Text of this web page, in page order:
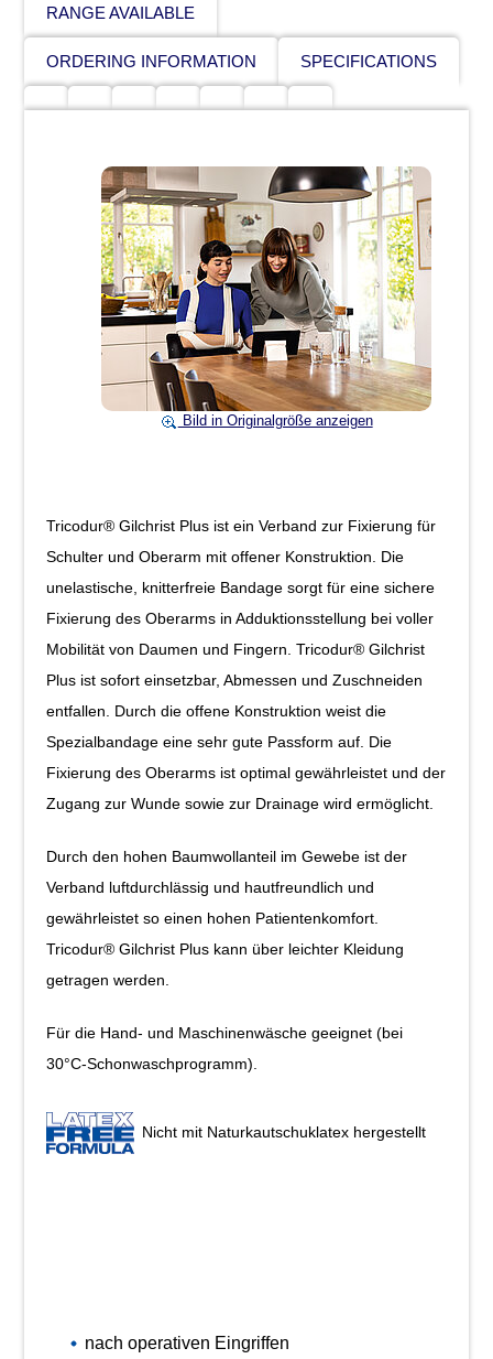
RANGE AVAILABLE
ORDERING INFORMATION SPECIFICATIONS
Bild in Originalgröße anzeigen
Tricodur® Gilchrist Plus ist ein Verband zur Fixierung für
Schulter und Oberarm mit offener Konstruktion. Die
unelastische, knitterfreie Bandage sorgt für eine sichere
Fixierung des Oberarms in Adduktionsstellung bei voller
Mobilität von Daumen und Fingern. Tricodur® Gilchrist
Plus ist sofort einsetzbar, Abmessen und Zuschneiden
entfallen. Durch die offene Konstruktion weist die
Spezialbandage eine sehr gute Passform auf. Die
Fixierung des Oberarms ist optimal gewährleistet und der
Zugang zur Wunde sowie zur Drainage wird ermöglicht.
Durch den hohen Baumwollanteil im Gewebe ist der
Verband luftdurchlässig und hautfreundlich und
gewährleistet so einen hohen Patientenkomfort.
Tricodur® Gilchrist Plus kann über leichter Kleidung
getragen werden.
Für die Hand- und Maschinenwäsche geeignet (bei
30°C-Schonwaschprogramm).
Nicht mit Naturkautschuklatex hergestellt
nach operativen Eingriffen